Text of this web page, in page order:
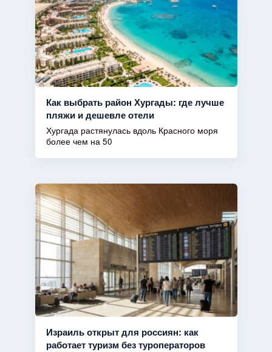
Как выбрать район Хургады: где лучше
пляжи и дешевле отели
Хургада растянулась вдоль Красного моря
более чем на 50
Израиль открыт для россиян: как
работает туризм без туроператоров